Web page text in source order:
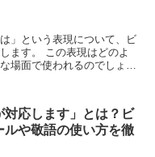
」という表現について、ビ
ます。 この表現はどのよ
場面で使われるのでしょう
対応します」とは？ビ
ルや敬語の使い方を徹